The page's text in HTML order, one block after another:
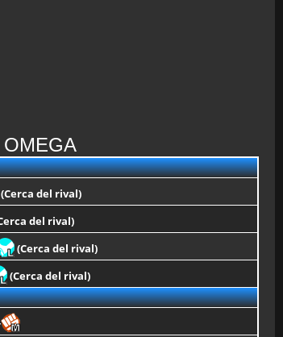
(Cerca del rival)
del rival)
(Cerca del rival)
(Cerca del rival)